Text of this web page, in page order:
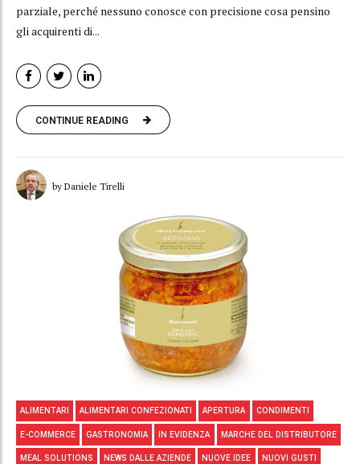
parziale, perché nessuno conosce con precisione cosa pensino
gli acquirenti di...
CONTINUE READING
by Daniele Tirelli
ALIMENTARI ALIMENTARI CONFEZIONATI APERTURA CONDIMENTI
E-COMMERCE GASTRONOMIA IN EVIDENZA MARCHE DEL DISTRIBUTORE
MEAL SOLUTIONS NEWS DALLE AZIENDE NUOVE IDEE NUOVI GUSTI